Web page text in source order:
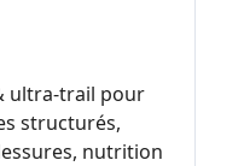
ultra-trail pour
structurés,
nutrition